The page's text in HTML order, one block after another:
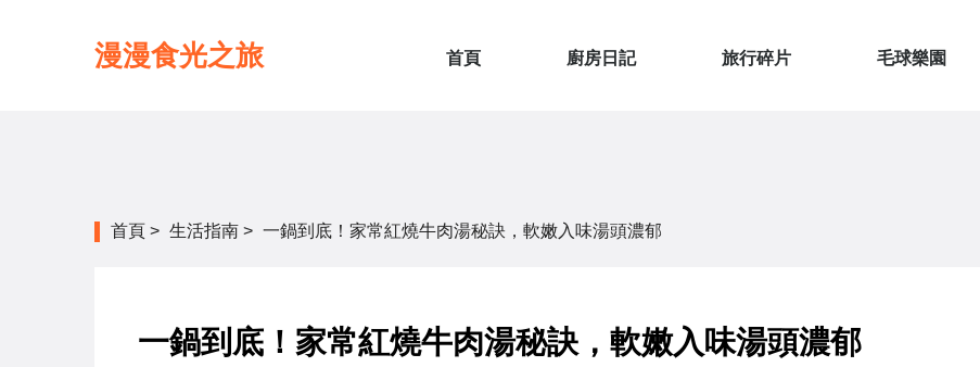
漫漫食光之旅 首頁 廚房日記 旅行碎片 毛球樂園
首頁 > 生活指南 > 一鍋到底！家常紅燒牛肉湯秘訣，軟嫩入味湯頭濃郁
一鍋到底！家常紅燒牛肉湯秘訣，軟嫩入味湯頭濃郁